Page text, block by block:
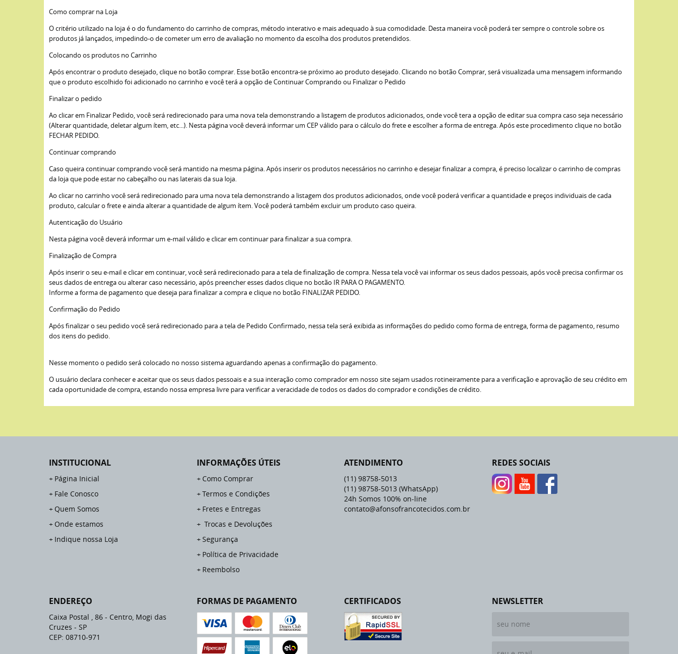
Como comprar na Loja
O critério utilizado na loja é o do fundamento do carrinho de compras, método interativo e mais adequado à sua comodidade. Desta maneira você poderá ter sempre o controle sobre os
produtos já lançados, impedindo-o de cometer um erro de avaliação no momento da escolha dos produtos pretendidos.
Colocando os produtos no Carrinho
Após encontrar o produto desejado, clique no botão comprar. Esse botão encontra-se próximo ao produto desejado. Clicando no botão Comprar, será visualizada uma mensagem informando
que o produto escolhido foi adicionado no carrinho e você terá a opção de Continuar Comprando ou Finalizar o Pedido
Finalizar o pedido
Ao clicar em Finalizar Pedido, você será redirecionado para uma nova tela demonstrando a listagem de produtos adicionados, onde você tera a opção de editar sua compra caso seja necessário
(Alterar quantidade, deletar algum ítem, etc...). Nesta página você deverá informar um CEP válido para o cálculo do frete e escolher a forma de entrega. Após este procedimento clique no botão
FECHAR PEDIDO.
Continuar comprando
Caso queira continuar comprando você será mantido na mesma página. Após inserir os produtos necessários no carrinho e desejar finalizar a compra, é preciso localizar o carrinho de compras
da loja que pode estar no cabeçalho ou nas laterais da sua loja.
Ao clicar no carrinho você será redirecionado para uma nova tela demonstrando a listagem dos produtos adicionados, onde você poderá verificar a quantidade e preços individuais de cada
produto, calcular o frete e ainda alterar a quantidade de algum ítem. Você poderá também excluir um produto caso queira.
Autenticação do Usuário
Nesta página você deverá informar um e-mail válido e clicar em continuar para finalizar a sua compra.
Finalização de Compra
Após inserir o seu e-mail e clicar em continuar, você será redirecionado para a tela de finalização de compra. Nessa tela você vai informar os seus dados pessoais, após você precisa confirmar os
seus dados de entrega ou alterar caso necessário, após preencher esses dados clique no botão IR PARA O PAGAMENTO.
Informe a forma de pagamento que deseja para finalizar a compra e clique no botão FINALIZAR PEDIDO.
Confirmação do Pedido
Após finalizar o seu pedido você será redirecionado para a tela de Pedido Confirmado, nessa tela será exibida as informações do pedido como forma de entrega, forma de pagamento, resumo
dos itens do pedido.
Nesse momento o pedido será colocado no nosso sistema aguardando apenas a confirmação do pagamento.
O usuário declara conhecer e aceitar que os seus dados pessoais e a sua interação como comprador em nosso site sejam usados rotineiramente para a verificação e aprovação de seu crédito em
cada oportunidade de compra, estando nossa empresa livre para verificar a veracidade de todos os dados do comprador e condições de crédito.
INSTITUCIONAL
Página Inicial
Fale Conosco
Quem Somos
Onde estamos
Indique nossa Loja
INFORMAÇÕES ÚTEIS
Como Comprar
Termos e Condições
Fretes e Entregas
Trocas e Devoluções
Segurança
Política de Privacidade
Reembolso
ATENDIMENTO
(11) 98758-5013
(11) 98758-5013 (WhatsApp)
24h Somos 100% on-line
contato@afonsofrancotecidos.com.br
REDES SOCIAIS
ENDEREÇO
Caixa Postal , 86 - Centro, Mogi das
Cruzes - SP
CEP: 08710-971
FORMAS DE PAGAMENTO CERTIFICADOS NEWSLETTER